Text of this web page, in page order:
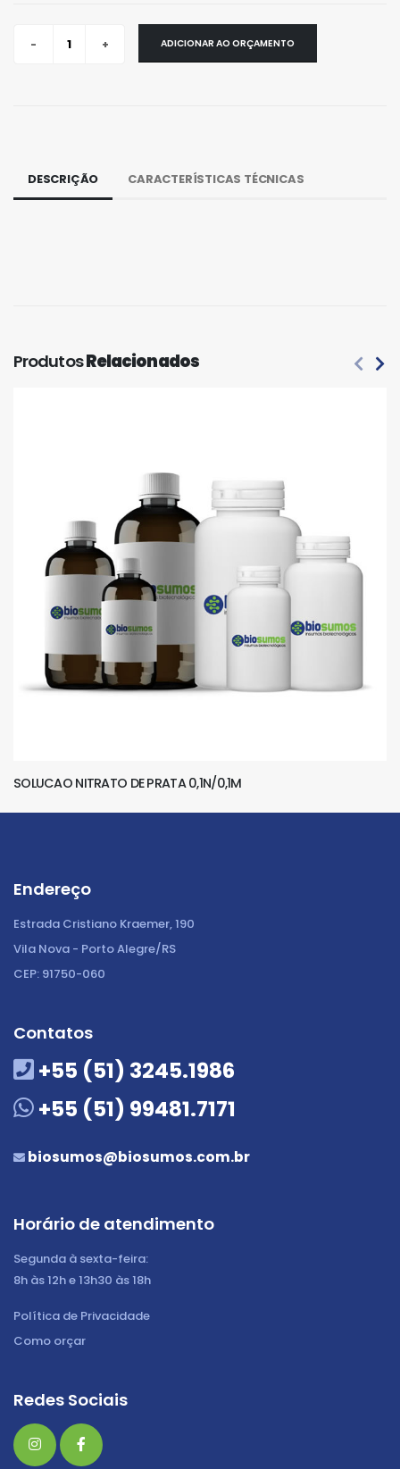
ADICIONAR AO ORÇAMENTO
DESCRIÇÃO CARACTERÍSTICAS TÉCNICAS
ProdutosRelacionados
SOLUCAO NITRATO DE PRATA 0,1N/0,1M
Endereço
Estrada Cristiano Kraemer, 190
Vila Nova - Porto Alegre/RS
CEP: 91750-060
Contatos
+55 (51) 3245.1986
+55 (51) 99481.7171
biosumos@biosumos.com.br
Horário de atendimento
Segunda à sexta-feira:
8h às 12h e 13h30 às 18h
Política de Privacidade
Como orçar
Redes Sociais